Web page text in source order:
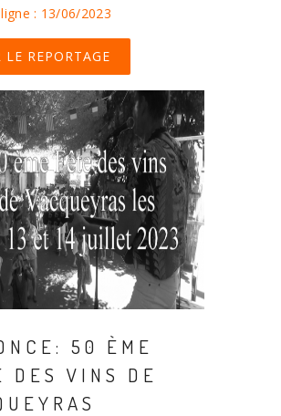
: 13/06/2023
LE REPORTAGE
50 ÈME
DES VINS DE